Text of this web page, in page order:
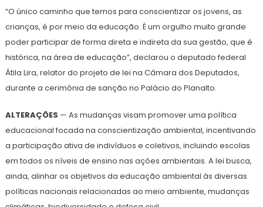
“O único caminho que temos para conscientizar os jovens, as
crianças, é por meio da educação. É um orgulho muito grande
poder participar de forma direta e indireta da sua gestão, que é
histórica, na área de educação”, declarou o deputado federal
Átila Lira, relator do projeto de lei na Câmara dos Deputados,
durante a cerimônia de sanção no Palácio do Planalto.
ALTERAÇÕES — As mudanças visam promover uma política
educacional focada na conscientização ambiental, incentivando
a participação ativa de indivíduos e coletivos, incluindo escolas
em todos os níveis de ensino nas ações ambientais. A lei busca,
ainda, alinhar os objetivos da educação ambiental às diversas
políticas nacionais relacionadas ao meio ambiente, mudanças